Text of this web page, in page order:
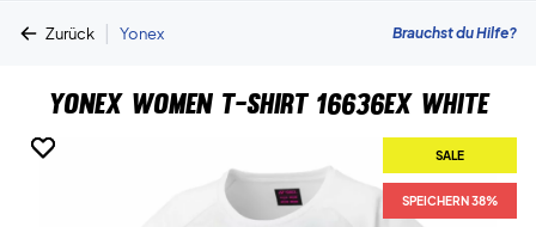
Zurück | Yonex Brauchst du Hilfe?
Yonex Women T-shirt 16636EX White
SALE
SPEICHERN 38%
SALE
SPEICHERN 38%